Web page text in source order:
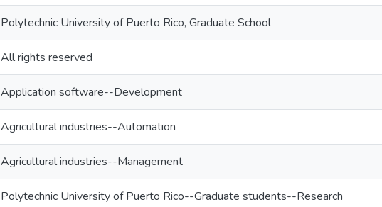
Polytechnic University of Puerto Rico, Graduate School
All rights reserved
Application software--Development
Agricultural industries--Automation
Agricultural industries--Management
Polytechnic University of Puerto Rico--Graduate students--Research